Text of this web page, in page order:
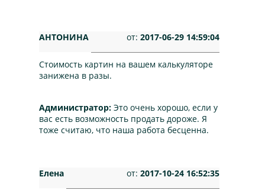
АНТОНИНА от: 2017-06-29 14:59:04
Стоимость картин на вашем калькуляторе
занижена в разы.
Администратор: Это очень хорошо, если у
вас есть возможность продать дороже. Я
тоже считаю, что наша работа бесценна.
Елена от: 2017-10-24 16:52:35